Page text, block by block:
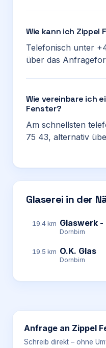
Wie kann ich Zippel
Telefonisch unter
über das
Wie vereinbare ich
Fenster?
Am schnellsten
75 43, alternativ
Glaserei in der
19.4 km Glaswerk
Dornbirn
19.5 km O.K. Glas
Dornbirn
Anfrage an Zippel
Schreib direkt – ohne